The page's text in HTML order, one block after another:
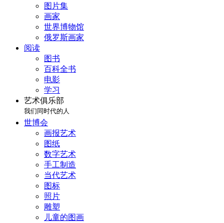
图片集
画家
世界博物馆
俄罗斯画家
阅读
图书
百科全书
电影
学习
艺术俱乐部
我们同时代的人
世博会
画报艺术
图纸
数字艺术
手工制造
当代艺术
图标
照片
雕塑
儿童的图画